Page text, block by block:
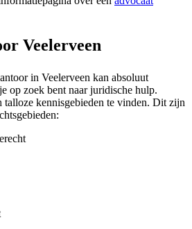
Veelerveen
in Veelerveen kan absoluut
op zoek bent naar juridische hulp.
kennisgebieden te vinden. Dit zijn